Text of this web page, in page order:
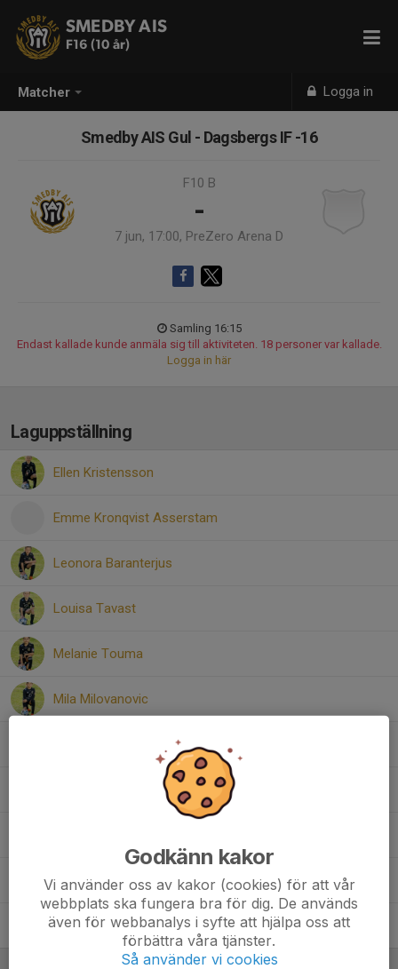
Matcher Logga in
SMEDBY AIS
F16 (10 år)
Smedby AIS Gul - Dagsbergs IF -16
F10 B
-
7 jun, 17:00, PreZero Arena D
Samling 16:15
Endast kallade kunde anmäla sig till aktiviteten. 18 personer var kallade.
Logga in här
Laguppställning
Ellen Kristensson
Emme Kronqvist Asserstam
Leonora Baranterjus
Louisa Tavast
Melanie Touma
Mila Milovanovic
Noelia Kassyousef
Sally Grip
Yara Al Mohamad
Godkänn kakor
Vi använder oss av kakor (cookies) för att vår
webbplats ska fungera bra för dig. De används
även för webbanalys i syfte att hjälpa oss att
förbättra våra tjänster.
Så använder vi cookies